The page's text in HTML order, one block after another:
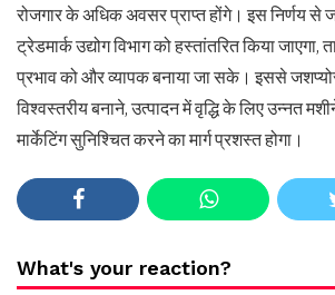
रोजगार के अधिक अवसर प्राप्त होंगे। इस निर्णय से
ट्रेडमार्क उद्योग विभाग को हस्तांतरित किया
प्रभाव को और व्यापक बनाया जा सके। इससे
विश्वस्तरीय बनाने, उत्पादन में वृद्धि के लिए उन्नत
मार्केटिंग सुनिश्चित करने का मार्ग प्रशस्त होगा।
What's your reaction?